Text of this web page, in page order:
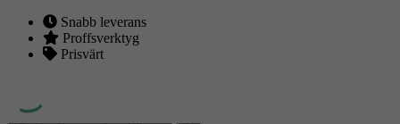
Snabb leverans
Proffsverktyg
Prisvärt